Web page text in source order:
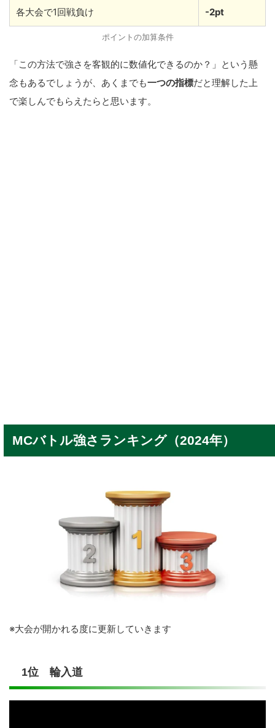
各大会で1回戦負け -2pt
ポイントの加算条件
「この方法で強さを客観的に数値化できるのか？」という懸
念もあるでしょうが、あくまでも一つの指標だと理解した上
で楽しんでもらえたらと思います。
MCバトル強さランキング（2024年）
※大会が開かれる度に更新していきます
1位 輪入道